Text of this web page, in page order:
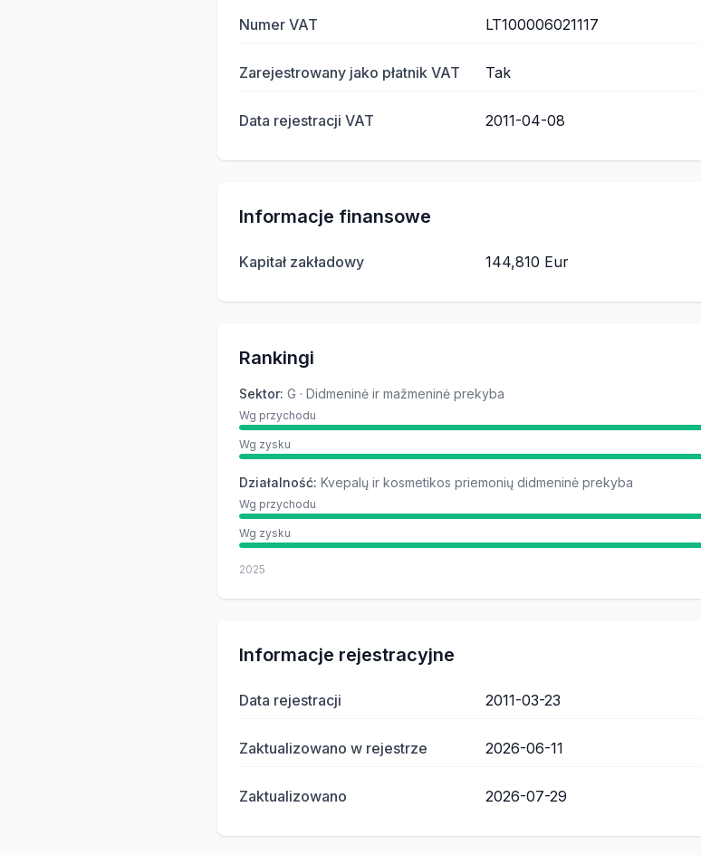
Numer VAT LT100006021117
Zarejestrowany jako płatnik VAT Tak
Data rejestracji VAT 2011-04-08
Informacje finansowe
Kapitał zakładowy 144,810 Eur
Rankingi
Sektor: G · Didmeninė ir mažmeninė prekyba
Wg przychodu
Wg zysku
Działalność: Kvepalų ir kosmetikos priemonių didmeninė prekyba
Wg przychodu
Wg zysku
2025
Informacje rejestracyjne
Data rejestracji 2011-03-23
Zaktualizowano w rejestrze 2026-06-11
Zaktualizowano 2026-07-29